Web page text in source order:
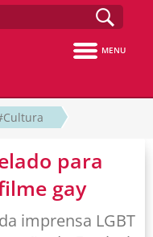
MENU
para
gay
imprensa LGBT